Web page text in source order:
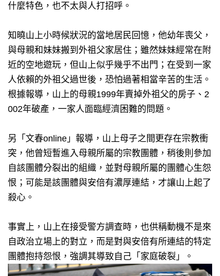
什麼特色，也不太與人打招呼。
知曉山上小時候狀況的當地居民回憶，他幼年喪父，
與母親和妹妹搬到外祖父家居住；雖然妹妹經常在附
近的空地遊玩，但山上似乎幾乎不出門；在受到一家
人依賴的外祖父過世後，恐怕過著相當辛苦的生活。
根據報導，山上的母親1999年賣掉外祖父的房子、2
002年破產，一家人面臨經濟困難的問題。
另「文春online」報導，山上母子之間更存在宗教衝
突，他曾短暫進入母親所屬的宗教團體，稍後則參加
自該團體分裂出的組織，並對母親所屬的團體心生怨
恨；可能是該團體與安倍有濃厚連結，才讓山上起了
殺心。
事實上，山上在接受警方調查時，也供稱動機不是來
自政治立場上的對立，而是對與安倍有所連結的特定
團體抱持怨恨，強調其導致自己「家庭破裂」。